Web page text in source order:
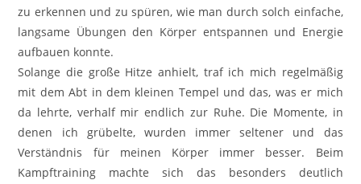
zu erkennen und zu spüren, wie man durch solch einfache,
langsame Übungen den Körper entspannen und Energie
aufbauen konnte.
Solange die große Hitze anhielt, traf ich mich regelmäßig
mit dem Abt in dem kleinen Tempel und das, was er mich
da lehrte, verhalf mir endlich zur Ruhe. Die Momente, in
denen ich grübelte, wurden immer seltener und das
Verständnis für meinen Körper immer besser. Beim
Kampftraining machte sich das besonders deutlich